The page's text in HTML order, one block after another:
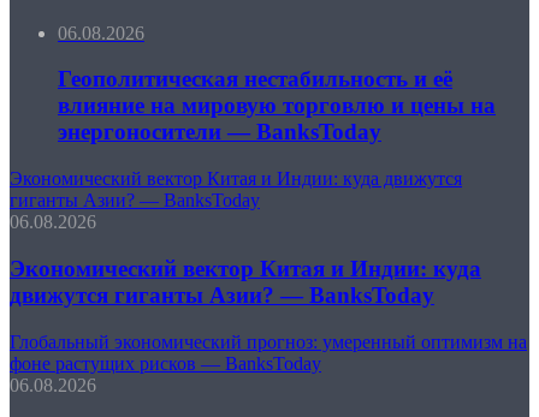
06.08.2026
Геополитическая нестабильность и её
влияние на мировую торговлю и цены на
энергоносители — BanksToday
Экономический вектор Китая и Индии: куда движутся
гиганты Азии? — BanksToday
06.08.2026
Экономический вектор Китая и Индии: куда
движутся гиганты Азии? — BanksToday
Глобальный экономический прогноз: умеренный оптимизм на
фоне растущих рисков — BanksToday
06.08.2026